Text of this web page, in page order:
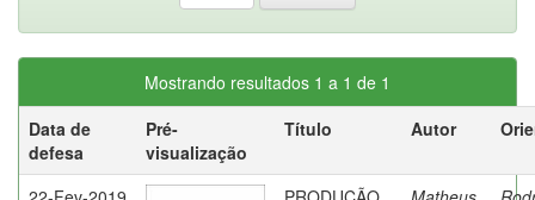
Mostrando resultados 1 a 1 de 1
Data de
defesa
Pré-
visualização
Título Autor